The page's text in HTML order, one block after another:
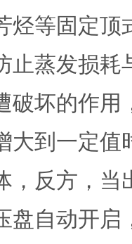
烃等固定顶
止蒸发损耗
破坏的作用
大到一定值
，反方，当
盘自动开启